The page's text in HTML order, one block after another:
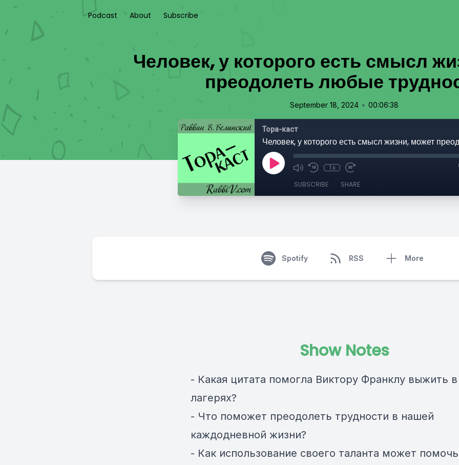
Podcast About Subscribe
Человек, у которого есть смысл
преодолеть любые
September 18, 2024 • 00:06:38
Тора-каст
1x
SUBSCRIBE SHARE
Spotify RSS More
Show Notes
- Какая цитата помогла Виктору Франклу выжить в
лагерях?
- Что поможет преодолеть трудности в нашей
каждодневной жизни?
- Как использование своего таланта может